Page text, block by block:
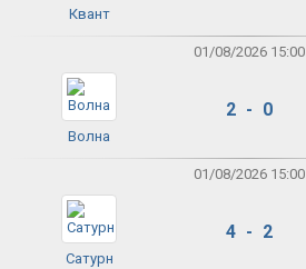
Квант
01/08/2026 15:00
Волна
2 - 0
01/08/2026 15:00
Сатурн
4 - 2